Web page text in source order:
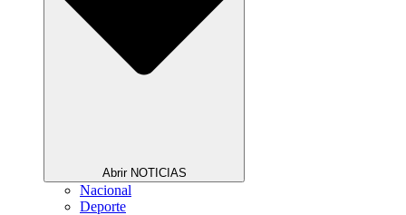
Abrir NOTICIAS
Nacional
Deporte